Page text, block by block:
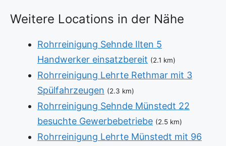
Weitere Locations in der Nähe
Rohrreinigung Sehnde Ilten 5
Handwerker einsatzbereit (2.1 km)
Rohrreinigung Lehrte Rethmar mit 3
Spülfahrzeugen (2.3 km)
Rohrreinigung Sehnde Münstedt 22
besuchte Gewerbebetriebe (2.5 km)
Rohrreinigung Lehrte Münstedt mit 96